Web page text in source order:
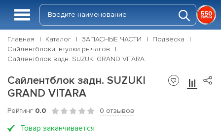
Главная Каталог ЗАПАСНЫЕ ЧАСТИ
Подвеска
Сайлентблоки, втулки рычагов
Сайлентблок задн. SUZUKI GRAND VITARA
Сайлентблок задн. SUZUKI
GRAND VITARA
Рейтинг 0.0 0 отзывов
Товар заканчивается